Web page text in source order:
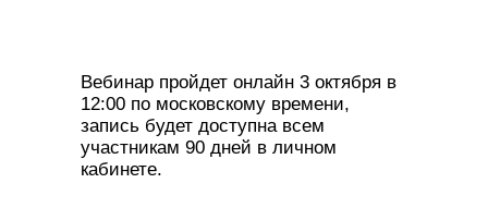
Вебинар пройдет онлайн 3 октября в
12:00 по московскому времени,
запись будет доступна всем
участникам 90 дней в личном
кабинете.